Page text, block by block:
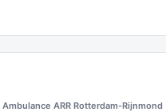
Ambulance ARR Rotterdam-Rijnmond